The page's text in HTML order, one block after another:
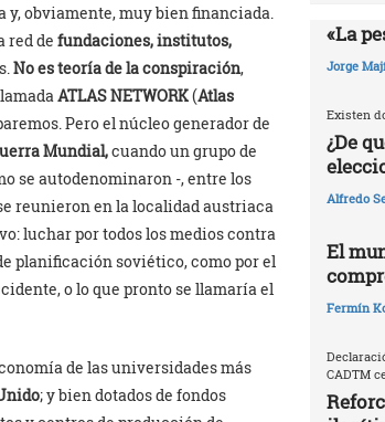
obviamente, muy bien financiada.
red de fundaciones, institutos,
No es teoría de la conspiración,
ATLAS NETWORK(Atlas
Pero el núcleo generador de
Mundial,cuando un grupo de
se autodenominaron -, entre los
reunieron en la localidad austriaca
luchar por todos los medios contra
planificación soviético, como por el
o lo que pronto se llamaría el
de las universidades más
; y bien dotados de fondos
«La
Jorge
Existen
¿De
Alfredo
El
Fermín
CADTM